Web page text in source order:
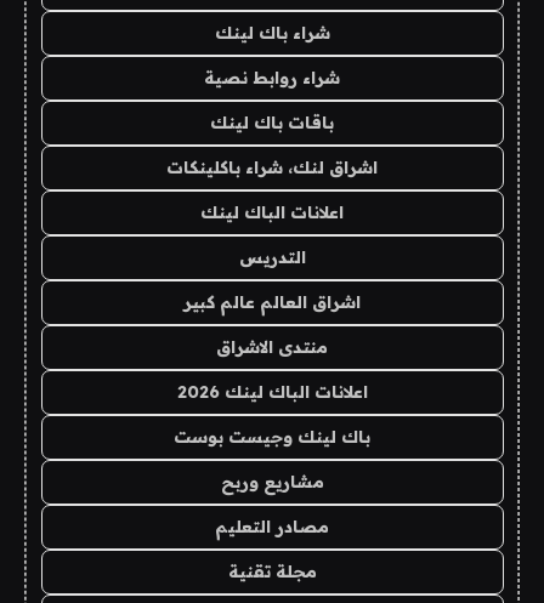
شراء باك لينك
شراء روابط نصية
باقات باك لينك
اشراق لنك، شراء باكلينكات
اعلانات الباك لينك
التدريس
اشراق العالم عالم كبير
منتدى الاشراق
اعلانات الباك لينك 2026
باك لينك وجيست بوست
مشاريع وربح
مصادر التعليم
مجلة تقنية